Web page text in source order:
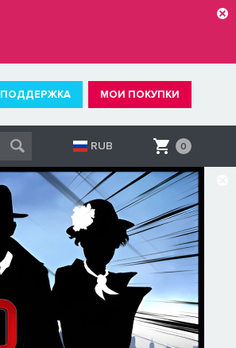
ПОДДЕРЖКА МОИ ПОКУПКИ
RUB 0